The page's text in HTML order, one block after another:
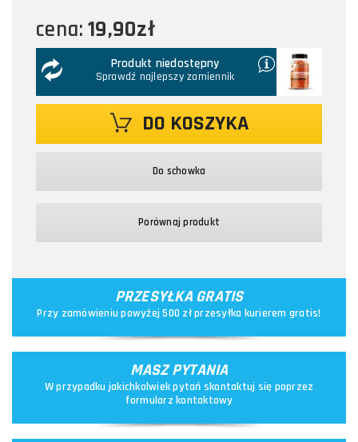
cena: 19,90zł
Produkt niedostępny
Sprawdź najlepszy zamiennik
DO KOSZYKA
Do schowka
Porównaj produkt
PRZESYŁKA GRATIS
Przy zamówieniu powyżej 500 zł przesyłka kurierem gratis!
MASZ PYTANIA
W przypadku jakichkolwiek pytań skontaktuj się poprzez
formularz kontaktowy